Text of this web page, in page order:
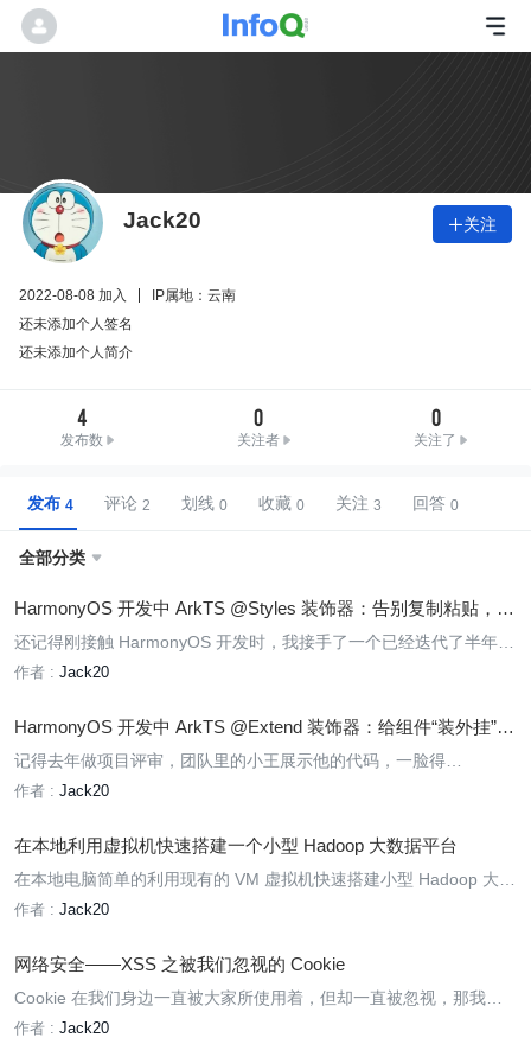
Jack20 关注
2022-08-08 加入
IP属地：云南
还未添加个人签名
还未添加个人简介
4
发布数
0
关注者
0
关注了
发布 评论 划线 收藏 关注 回答
全部分类 
HarmonyOS 开发中 ArkTS @Styles 装饰器：告别复制粘贴，拥
抱优雅的样式复用
还记得刚接触 HarmonyOS 开发时，我接手了一个已经迭代了半年的
项目。打开代码一看，差点没背过气去——同样的圆角、阴影、内边
找吧，改完这个漏那个，测试的时候总能发现几个“漏网之鱼”。
作者 : Jack20
HarmonyOS 开发中 ArkTS @Extend 装饰器：给组件“装外挂”，
让样式复用不再将就
记得去年做项目评审，团队里的小王展示他的代码，一脸得
意：“看，我用 @Styles 把按钮样式封装得多漂亮！”我凑过去一看，
作者 : Jack20
在本地利用虚拟机快速搭建一个小型 Hadoop 大数据平台
在本地电脑简单的利用现有的 VM 虚拟机快速搭建小型 Hadoop 大数
据平台实验记录
作者 : Jack20
网络安全——XSS 之被我们忽视的 Cookie
Cookie 在我们身边一直被大家所使用着，但却一直被忽视，那我们
今天就一起来看看到底什么是 Cookie，和我们的网络安全又有什么
作者 : Jack20